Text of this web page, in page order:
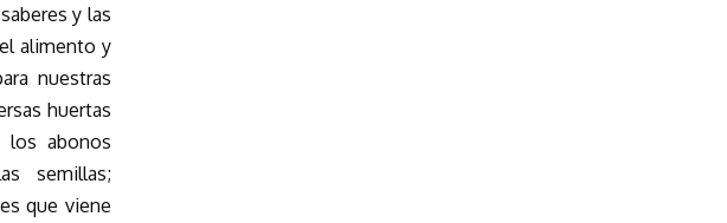
y las
alimento y
nuestras
huertas
los abonos
semillas;
que viene